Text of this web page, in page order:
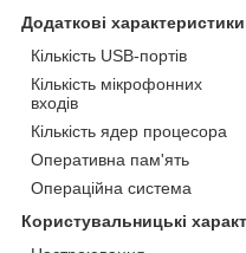
Додаткові характеристики
Кількість USB-портів
Кількість мікрофонних
входів
Кількість ядер процесора
Оперативна пам'ять
Операційна система
Користувальницькі